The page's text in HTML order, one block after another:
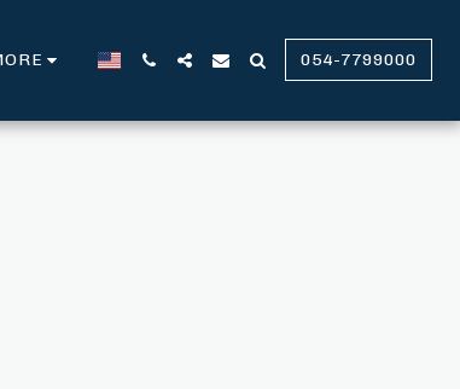
054-7799000